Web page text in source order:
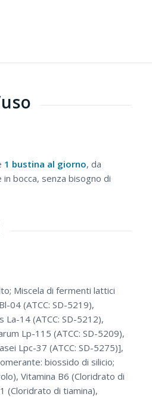
1 bustina al giorno, da
bocca, senza bisogno di
Miscela di fermenti lattici
04 (ATCC: SD-5219),
La-14 (ATCC: SD-5212),
Lp-115 (ATCC: SD-5209),
Lpc-37 (ATCC: SD-5275)],
biossido di silicio;
Vitamina B6 (Cloridrato di
(Cloridrato di tiamina),